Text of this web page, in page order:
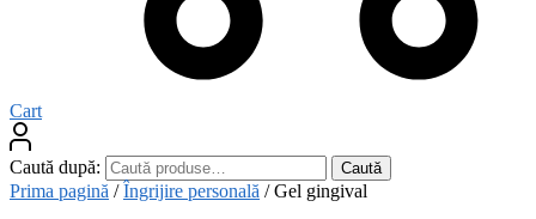
Cart
Caută după: Caută
Prima pagină /Îngrijire personală /Gel gingival